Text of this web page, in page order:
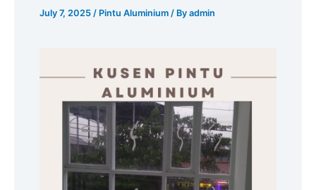
July 7, 2025 / Pintu Aluminium / Byadmin